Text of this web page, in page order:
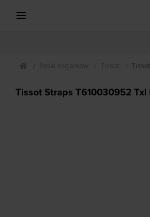
Paski zegarkow Tissot
Tissot Straps T610030952 Txl